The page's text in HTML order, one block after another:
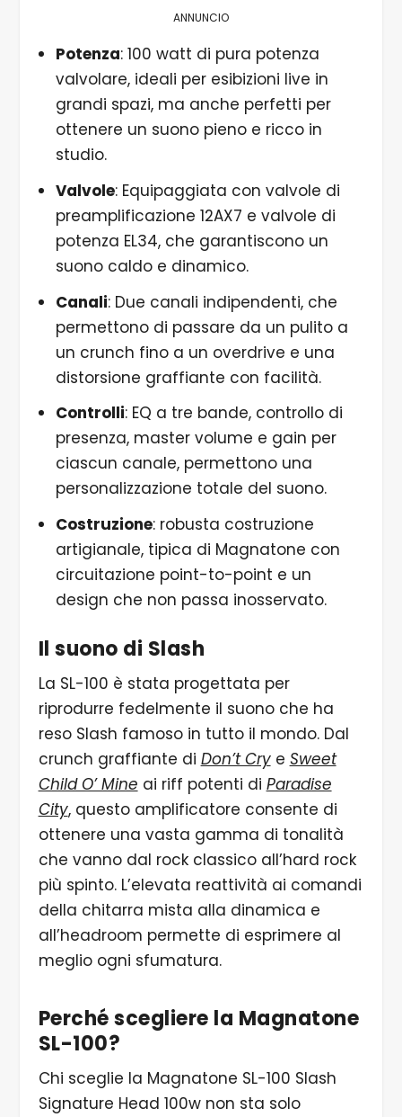
ANNUNCIO
Potenza: 100 watt di pura potenza
valvolare, ideali per esibizioni live in
grandi spazi, ma anche perfetti per
ottenere un suono pieno e ricco in
studio.
Valvole: Equipaggiata con valvole di
preamplificazione 12AX7 e valvole di
potenza EL34, che garantiscono un
suono caldo e dinamico.
Canali: Due canali indipendenti, che
permettono di passare da un pulito a
un crunch fino a un overdrive e una
distorsione graffiante con facilità.
Controlli: EQ a tre bande, controllo di
presenza, master volume e gain per
ciascun canale, permettono una
personalizzazione totale del suono.
Costruzione: robusta costruzione
artigianale, tipica di Magnatone con
circuitazione point-to-point e un
design che non passa inosservato.
Il suono di Slash
La SL-100 è stata progettata per
riprodurre fedelmente il suono che ha
reso Slash famoso in tutto il mondo. Dal
crunch graffiante di Don’t Crye Sweet
Child O’ Mine ai riff potenti di Paradise
City, questo amplificatore consente di
ottenere una vasta gamma di tonalità
che vanno dal rock classico all’hard rock
più spinto. L’elevata reattività ai comandi
della chitarra mista alla dinamica e
all’headroom permette di esprimere al
meglio ogni sfumatura.
Perché scegliere la Magnatone
SL-100?
Chi sceglie la Magnatone SL-100 Slash
Signature Head 100w non sta solo